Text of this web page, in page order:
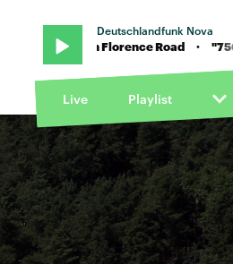
Deutschlandfunk Nova
Florence Road · "7563" von
Live Playlist